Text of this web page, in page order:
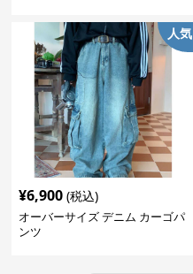
人気
¥6,900 (税込)
オーバーサイズ デニム カーゴパ
ンツ